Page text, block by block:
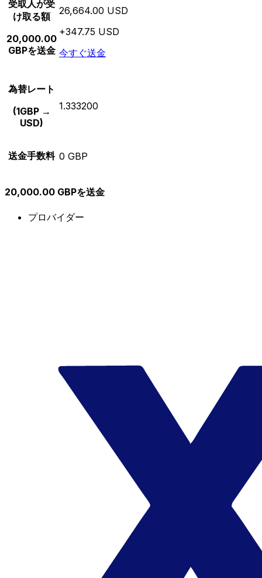
受取人が受
け取る額
20,000.00
GBPを送金
26,664.00 USD
+347.75 USD
今すぐ送金
為替レート
(1GBP →
USD)
1.333200
送金手数料 0 GBP
20,000.00 GBPを送金
プロバイダー